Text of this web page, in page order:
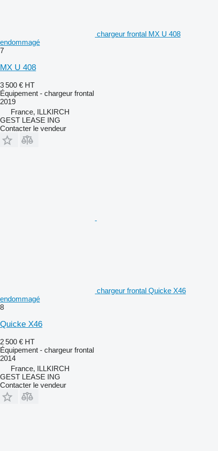
chargeur frontal MX U 408
endommagé
7
MX U 408
3 500 € HT
Équipement - chargeur frontal
2019
France, ILLKIRCH
GEST LEASE ING
Contacter le vendeur
chargeur frontal Quicke X46
endommagé
8
Quicke X46
2 500 € HT
Équipement - chargeur frontal
2014
France, ILLKIRCH
GEST LEASE ING
Contacter le vendeur